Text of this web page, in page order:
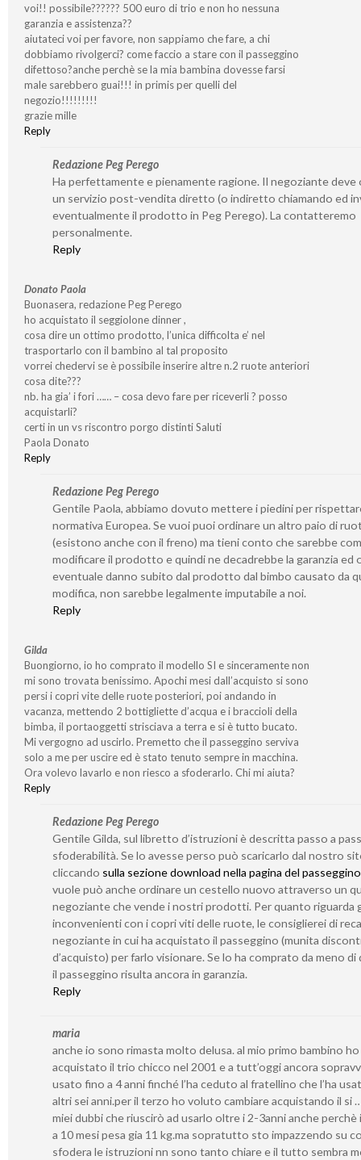
voi!! possibile?????? 500 euro di trio e non ho nessuna
garanzia e assistenza??
aiutateci voi per favore, non sappiamo che fare, a chi
dobbiamo rivolgerci? come faccio a stare con il passeggino
difettoso?anche perchè se la mia bambina dovesse farsi
male sarebbero guai!!! in primis per quelli del
negozio!!!!!!!!!
grazie mille
Reply
Redazione Peg Perego
Ha perfettamente e pienamente ragione. Il negoziante deve
un servizio post-vendita diretto (o indiretto chiamando ed
eventualmente il prodotto in Peg Perego). La contatteremo
personalmente.
Reply
Donato Paola
Buonasera, redazione Peg Perego
ho acquistato il seggiolone dinner ,
cosa dire un ottimo prodotto, l’unica difficolta e’ nel
trasportarlo con il bambino al tal proposito
vorrei chedervi se è possibile inserire altre n.2 ruote anteriori
cosa dite???
nb. ha gia’ i fori …… – cosa devo fare per riceverli ? posso
acquistarli?
certi in un vs riscontro porgo distinti Saluti
Paola Donato
Reply
Redazione Peg Perego
Gentile Paola, abbiamo dovuto mettere i piedini per
normativa Europea. Se vuoi puoi ordinare un altro paio di
(esistono anche con il freno) ma tieni conto che sarebbe
modificare il prodotto e quindi ne decadrebbe la garanzia ed
eventuale danno subito dal prodotto dal bimbo causato da
modifica, non sarebbe legalmente imputabile a noi.
Reply
Gilda
Buongiorno, io ho comprato il modello SI e sinceramente non
mi sono trovata benissimo. Apochi mesi dall’acquisto si sono
persi i copri vite delle ruote posteriori, poi andando in
vacanza, mettendo 2 bottigliette d’acqua e i braccioli della
bimba, il portaoggetti strisciava a terra e si è tutto bucato.
Mi vergogno ad uscirlo. Premetto che il passeggino serviva
solo a me per uscire ed è stato tenuto sempre in macchina.
Ora volevo lavarlo e non riesco a sfoderarlo. Chi mi aiuta?
Reply
Redazione Peg Perego
Gentile Gilda, sul libretto d’istruzioni è descritta passo a
sfoderabilità. Se lo avesse perso può scaricarlo dal nostro
cliccando sulla sezione download nella pagina del
vuole può anche ordinare un cestello nuovo attraverso un
negoziante che vende i nostri prodotti. Per quanto riguarda
inconvenienti con i copri viti delle ruote, le consiglierei di
negoziante in cui ha acquistato il passeggino (munita
d’acquisto) per farlo visionare. Se lo ha comprato da meno di
il passeggino risulta ancora in garanzia.
Reply
maria
anche io sono rimasta molto delusa. al mio primo bambino ho
acquistato il trio chicco nel 2001 e a tutt’oggi ancora
usato fino a 4 anni finché l’ha ceduto al fratellino che l’ha
altri sei anni.per il terzo ho voluto cambiare acquistando il si
miei dubbi che riuscirò ad usarlo oltre i 2-3anni anche perchè
a 10 mesi pesa gia 11 kg.ma sopratutto sto impazzendo su
sfodera le istruzioni nn sono tanto chiare e il tutto sembra